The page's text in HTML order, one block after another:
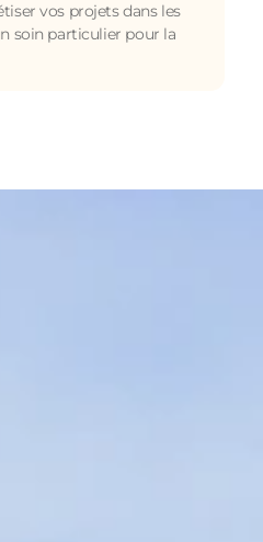
vos projets dans les
soin particulier pour la